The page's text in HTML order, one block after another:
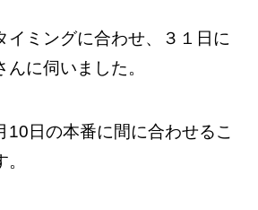
イミングに合わせ、３１日に
んに伺いました。
10日の本番に間に合わせるこ